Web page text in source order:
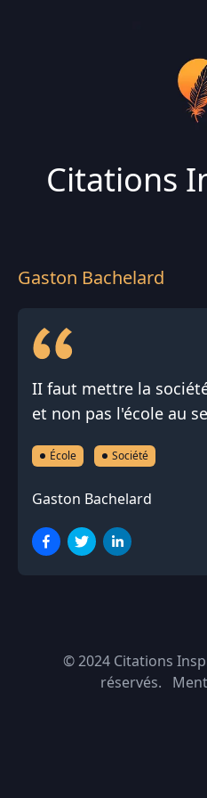
Citations
Gaston Bachelard
II faut mettre la
et non pas l'école au
École Société
Gaston Bachelard
© 2024 Citations
réservés.